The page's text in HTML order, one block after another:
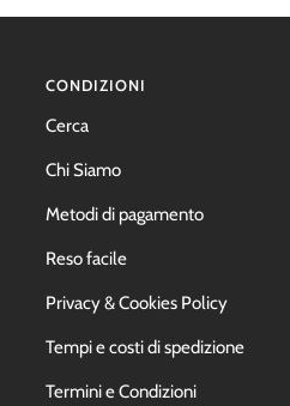
CONDIZIONI
Cerca
Chi Siamo
Metodi di pagamento
Reso facile
Privacy & Cookies Policy
Tempi e costi di spedizione
Termini e Condizioni